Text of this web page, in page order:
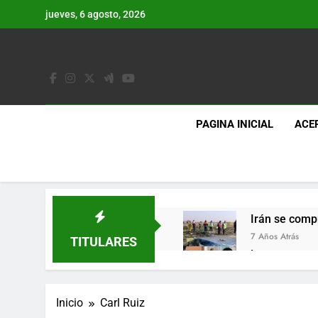
jueves, 6 agosto, 2026
PAGINA INICIAL
TITULARES
Irán se
7 Años Atrás
Lo que se
7 Años Atrás
Inicio Carl Ruiz